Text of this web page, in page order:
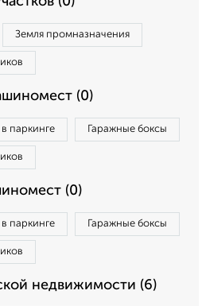
Земля промназначения
(0)
паркинге Гаражные боксы
(0)
паркинге Гаражные боксы
недвижимости (6)